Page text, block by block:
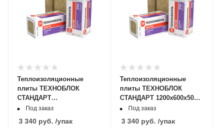
Теплоизоляционные
плиты ТЕХНОБЛОК
СТАНДАРТ
1200х600х100мм
Под заказ
3 340 руб. /упак
Теплоизоляционные
плиты ТЕХНОБЛОК
СТАНДАРТ 1200х600х50мм
/8,64м2/0,432м3/12 плит
Под заказ
3 340руб. /упак